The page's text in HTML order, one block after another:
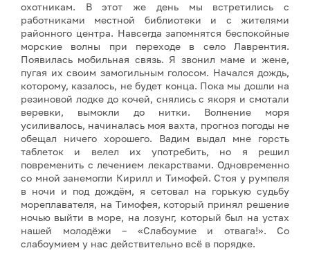
охотникам. В этот же день мы встретились с
работниками местной библиотеки и с жителями
районного центра. Навсегда запомнятся беспокойные
морские волны при переходе в село Лаврентия.
Появилась мобильная связь. Я звонил маме и жене,
пугая их своим замогильным голосом. Начался дождь,
которому, казалось, не будет конца. Пока мы дошли на
резиновой лодке до кочей, снялись с якоря и смотали
веревки, вымокли до нитки. Волнение моря
усиливалось, начиналась моя вахта, прогноз погоды не
обещал ничего хорошего. Вадим выдал мне горсть
таблеток и велел их употребить, но я решил
повременить с лечением лекарствами. Одновременно
со мной занемогли Кирилл и Тимофей. Стоя у румпеля
в ночи и под дождём, я сетовал на горькую судьбу
мореплавателя, на Тимофея, который принял решение
ночью выйти в море, на лозунг, который был на устах
нашей молодёжи – «Слабоумие и отвага!». Со
слабоумием у нас действительно всё в порядке.